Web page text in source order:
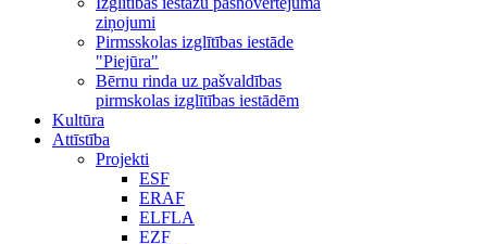
ziņojumi
Pirmsskolas izglītības iestāde
"Piejūra"
Bērnu rinda uz pašvaldības
pirmskolas izglītības iestādēm
Kultūra
Attīstība
Projekti
ESF
ERAF
ELFLA
EZF